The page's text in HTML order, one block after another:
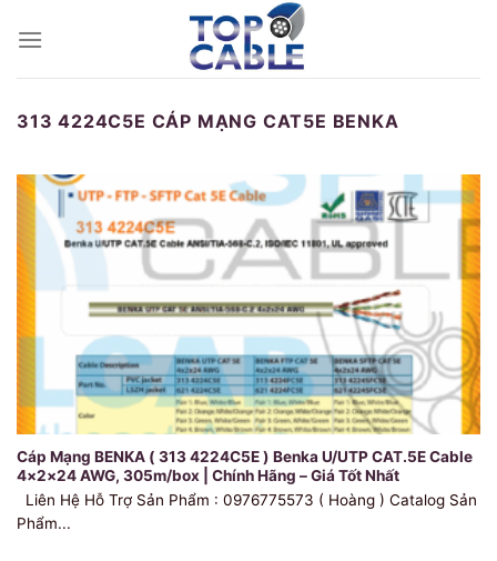
313 4224C5E CÁP MẠNG CAT5E BENKA
Cáp Mạng BENKA ( 313 4224C5E ) Benka U/UTP CAT.5E Cable
4×2×24 AWG, 305m/box | Chính Hãng – Giá Tốt Nhất
Liên Hệ Hỗ Trợ Sản Phẩm : 0976775573 ( Hoàng ) Catalog Sản
Phẩm...